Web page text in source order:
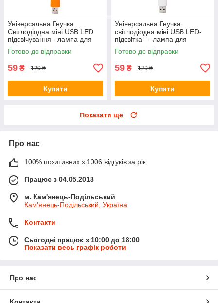
Універсальна Гнучка
Світлодіодна міні USB LED
підсвічування - лампа для
Ноутбука, Power Bank
Помаранчевий
Готово до відправки
59 ₴ 120 ₴
Купити
Універсальна Гнучка
світлодіодна міні USB LED-
підсвітка — лампа для
Ноутбука, Power Bank
Жовтогарячий
Готово до відправки
59 ₴ 120 ₴
Купити
Показати ще
Про нас
100% позитивних з 1006 відгуків за рік
Працює з 04.05.2018
м. Кам'янець-Подільський
Кам'янець-Подільський, Україна
Контакти
Сьогодні працює з 10:00 до 18:00
Показати весь графік роботи
Про нас